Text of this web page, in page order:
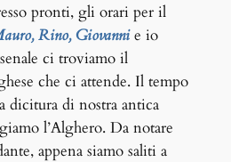
pronti, gli orari per il
Rino, Giovanni e io
ci troviamo il
che ci attende. Il tempo
dicitura di nostra antica
l’Alghero. Da notare
appena siamo saliti a